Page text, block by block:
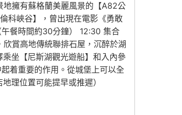
擁有蘇格蘭美麗風景的【A82公
科峽谷】，曾出現在電影《勇敢
餐時間約30分鐘） 12:30 集合
賞高地傳統聯排石屋，沉醉於湖
坐【尼斯湖觀光遊船】和入內參
着重要的作用。從城堡上可以全
理位置可能提早或推遲）